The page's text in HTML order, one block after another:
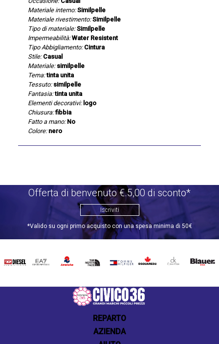
Materiale interno: Similpelle
Materiale rivestimento: Similpelle
Tipo di materiale: Similpelle
Impermeabilità: Water Resistent
Tipo Abbigliamento: Cintura
Stile: Casual
Materiale: similpelle
Tema: tinta unita
Tessuto: similpelle
Fantasia: tinta unita
Elementi decorativi: logo
Chiusura: fibbia
Fatto a mano: No
Colore: nero
Offerta di benvenuto €.5,00 di sconto*
Iscriviti
*Valido su ogni primo acquisto con una spesa minima di 50€
DIESEL EA7 INVICTATHE
TOMMY
DSQUARED2
CALVIN BLAUER
REPARTO
AZIENDA